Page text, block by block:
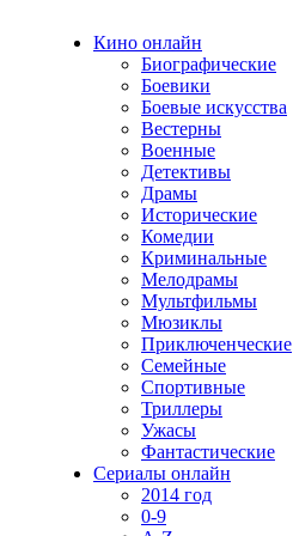
Кино онлайн
Биографические
Боевики
Боевые искусства
Вестерны
Военные
Детективы
Драмы
Исторические
Комедии
Криминальные
Мелодрамы
Мультфильмы
Мюзиклы
Приключенческие
Семейные
Спортивные
Триллеры
Ужасы
Фантастические
Сериалы онлайн
2014 год
0-9